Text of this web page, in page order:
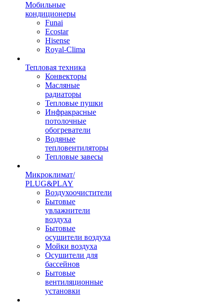
Мобильные
кондиционеры
Funai
Ecostar
Hisense
Royal-Clima
Тепловая техника
Конвекторы
Масляные
радиаторы
Тепловые пушки
Инфракрасные
потолочные
обогреватели
Водяные
тепловентиляторы
Тепловые завесы
Микроклимат/
PLUG&PLAY
Воздухоочистители
Бытовые
увлажнители
воздуха
Бытовые
осушители воздуха
Мойки воздуха
Осушители для
бассейнов
Бытовые
вентиляционные
установки